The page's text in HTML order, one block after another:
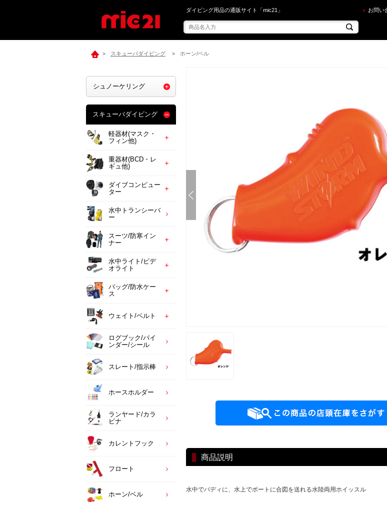
mic21で[ MURAKAMI ] ウインドストームホイッスル MU-1232 防犯用 を買うなら
ダイビング用品の通販サイト「mic21」 お問い
> スキューバダイビング > ホーン/ベル
商品説明
水中でバディに、水上でボートに合図を送れる水陸両用ホイッスル
シュノーケリング
スキューバダイビング
軽器材(マスク・
フィン他)
重器材(BCD・レ
ギュ他)
ダイブコンピュー
ター
水中トランシーバ
ー
スーツ/防寒イン
ナー
水中ライト/ビデ
オライト
バッグ/防水ケー
ス
ウェイト/ベルト
ログブック/バイ
ンダー/シール
スレート/指示棒
ホースホルダー
ランヤード/カラ
ビナ
カレントフック
フロート
ホーン/ベル